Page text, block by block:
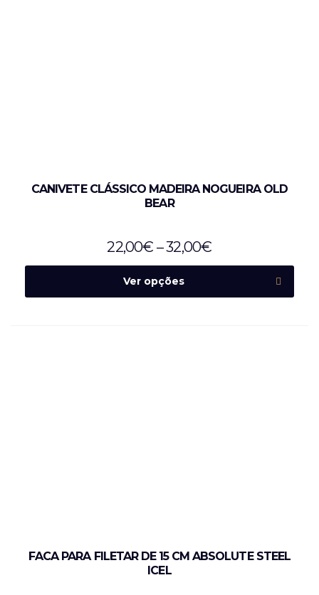
CANIVETE CLÁSSICO MADEIRA NOGUEIRA OLD
BEAR
22,00€ –32,00€
Ver opções
FACA PARA FILETAR DE 15 CM ABSOLUTE STEEL
ICEL